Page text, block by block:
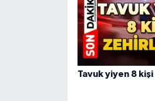
Tavuk yiyen 8